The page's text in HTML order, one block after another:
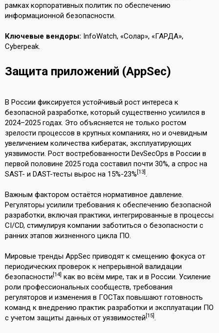
рамках корпоративных политик по обеспечению
информационной безопасности.
Ключевые вендоры: InfoWatch, «Солар», «ГАРДА»,
Cyberpeak.
Защита приложений (AppSec)
В России фиксируется устойчивый рост интереса к
безопасной разработке, который существенно усилился в
2024–2025 годах. Это объясняется не только ростом
зрелости процессов в крупных компаниях, но и очевидным
увеличением количества кибератак, эксплуатирующих
уязвимости. Рост востребованности DevSecOps в России в
первой половине 2025 года составил почти 30%, а спрос на
SAST- и DAST-тесты вырос на 15%-23% [13] .
Важным фактором остаётся нормативное давление.
Регуляторы усилили требования к обеспечению безопасной
разработки, включая практики, интегрированные в процессы
CI/CD, стимулируя компании заботиться о безопасности с
ранних этапов жизненного цикла ПО.
Мировые тренды AppSec приводят к смещению фокуса от
периодических проверок к непрерывной валидации
безопасности [14] как во всём мире, так и в России. Усиление
роли профессиональных сообществ, требования
регуляторов и изменения в ГОСТах повышают готовность
команд к внедрению практик разработки и эксплуатации ПО
с учетом защиты данных от уязвимостей [15] .